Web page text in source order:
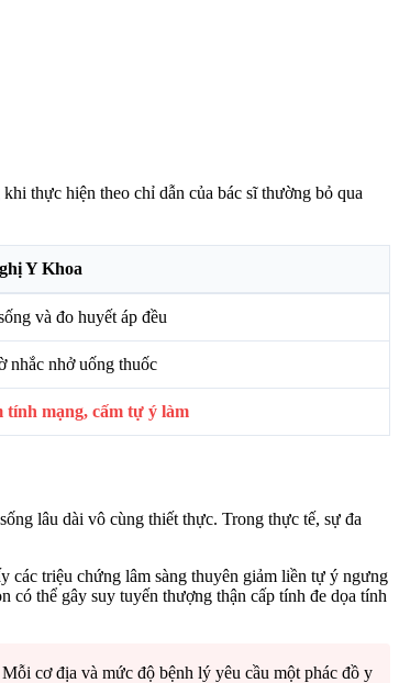
thực hiện theo chỉ dẫn của bác sĩ thường bỏ qua
Y Khoa
và đo huyết áp đều
nhắc nhở uống thuốc
tính mạng, cấm tự ý làm
lâu dài vô cùng thiết thực. Trong thực tế, sự đa
các triệu chứng lâm sàng thuyên giảm liền tự ý ngưng
thể gây suy tuyến thượng thận cấp tính đe dọa tính
cơ địa và mức độ bệnh lý yêu cầu một phác đồ y